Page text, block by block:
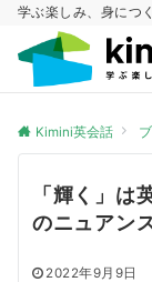
学ぶ楽しみ、身につ
Kimini英会話
「輝く」は
のニュアン
2022年9月9日